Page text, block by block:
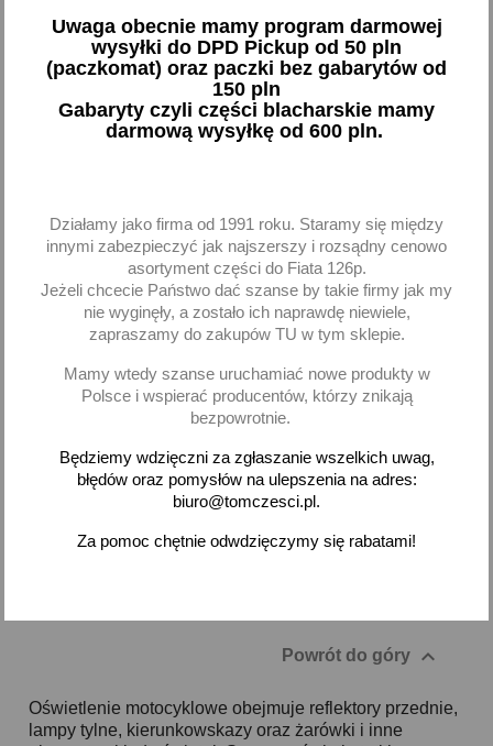
Dostępne  
Pokazano 1-1 z 1 pozycji
Klosz lampy tył tylnej LT4
Wesem A.17735
10,71 zł brutto
Brak na stanie
favorite_border
Powrót do góry 
Oświetlenie motocyklowe obejmuje reflektory przednie,
lampy tylne, kierunkowskazy oraz żarówki i inne
Uwaga obecnie mamy program darmowej
wysyłki do DPD Pickup od 50 pln
(paczkomat) oraz paczki bez gabarytów od
150 pln
Gabaryty czyli części blacharskie mamy
darmową wysyłkę od 600 pln.
Działamy jako firma od 1991 roku. Staramy się między
innymi zabezpieczyć jak najszerszy i rozsądny cenowo
asortyment części do Fiata 126p.
Jeżeli chcecie Państwo dać szanse by takie firmy jak my
nie wyginęły, a zostało ich naprawdę niewiele,
zapraszamy do zakupów TU w tym sklepie.
Mamy wtedy szanse uruchamiać nowe produkty w
Polsce i wspierać producentów, którzy znikają
bezpowrotnie.
Będziemy wdzięczni za zgłaszanie wszelkich uwag,
błędów oraz pomysłów na ulepszenia na adres:
biuro@tomczesci.pl.
Za pomoc chętnie odwdzięczymy się rabatami!